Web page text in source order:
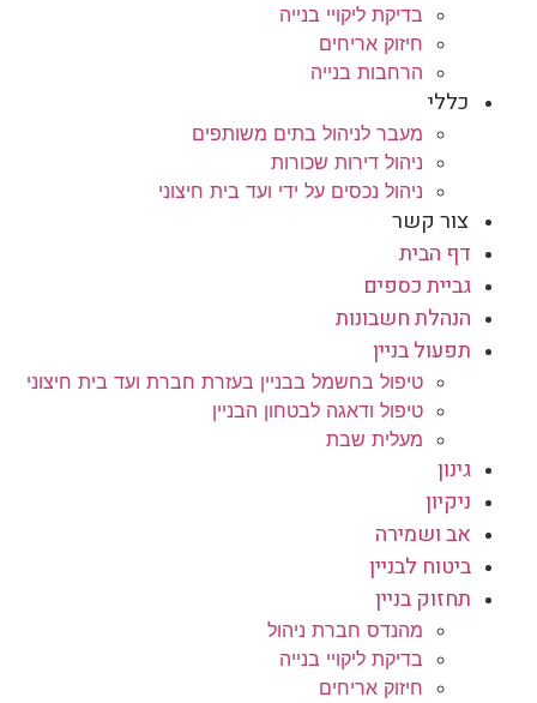
בדיקת ליקויי בנייה
חיזוק אריחים
הרחבות בנייה
כללי
מעבר לניהול בתים משותפים
ניהול דירות שכורות
ניהול נכסים על ידי ועד בית חיצוני
צור קשר
דף הבית
גביית כספים
הנהלת חשבונות
תפעול בניין
טיפול בחשמל בבניין בעזרת חברת ועד בית חיצוני
טיפול ודאגה לבטחון הבניין
מעלית שבת
גינון
ניקיון
אב ושמירה
ביטוח לבניין
תחזוק בניין
מהנדס חברת ניהול
בדיקת ליקויי בנייה
חיזוק אריחים